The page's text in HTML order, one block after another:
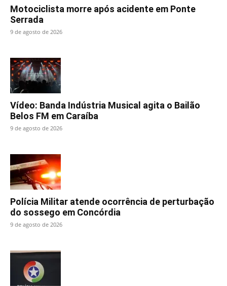
Motociclista morre após acidente em Ponte
Serrada
9 de agosto de 2026
Vídeo: Banda Indústria Musical agita o Bailão
Belos FM em Caraíba
9 de agosto de 2026
Polícia Militar atende ocorrência de perturbação
do sossego em Concórdia
9 de agosto de 2026